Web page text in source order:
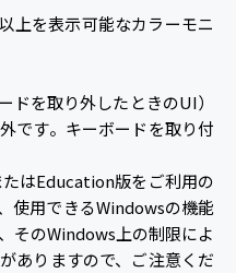
上を表示可能なカラーモニ
を取り外したときのUI）
です。キーボードを取り付
はEducation版をご利用の
使用できるWindowsの機能
そのWindows上の制限によ
ありますので、ご注意くだ